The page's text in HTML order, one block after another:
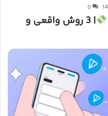
0
| 3 روش واقعی و